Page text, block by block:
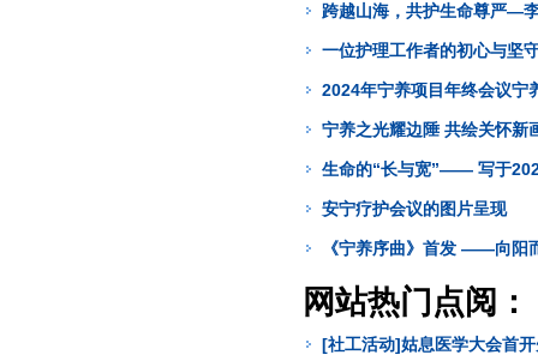
跨越山海，共护生命尊严—
一位护理工作者的初心与
2024年宁养项目年终会议宁
宁养之光耀边陲 共绘关怀新
生命的“长与宽”—— 写于
安宁疗护会议的图片呈现
《宁养序曲》首发 ——向阳
网站热门点阅：
[社工活动]姑息医学大会首